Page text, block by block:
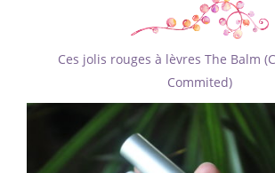
Ces jolis rouges à lèvres The Balm
Commited)